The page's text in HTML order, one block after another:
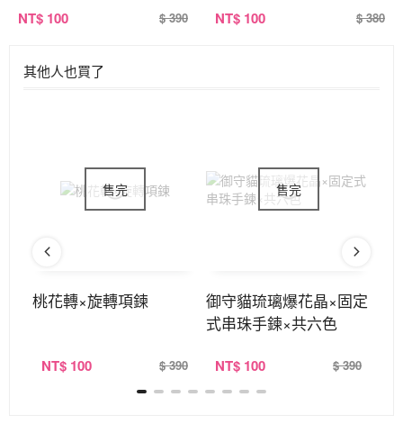
NT$ 100 $ 390 NT$ 100 $ 380
其他人也買了
桃花轉×旋轉項鍊
NT$ 100 $ 390
御守貓琉璃爆花晶×固定
式串珠手鍊×共六色
NT$ 100 $ 390